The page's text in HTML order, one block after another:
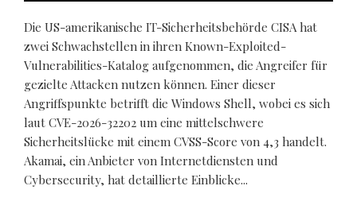
Die US-amerikanische IT-Sicherheitsbehörde CISA hat
zwei Schwachstellen in ihren Known-Exploited-
Vulnerabilities-Katalog aufgenommen, die Angreifer für
gezielte Attacken nutzen können. Einer dieser
Angriffspunkte betrifft die Windows Shell, wobei es sich
laut CVE-2026-32202 um eine mittelschwere
Sicherheitslücke mit einem CVSS-Score von 4,3 handelt.
Akamai, ein Anbieter von Internetdiensten und
Cybersecurity, hat detaillierte Einblicke...